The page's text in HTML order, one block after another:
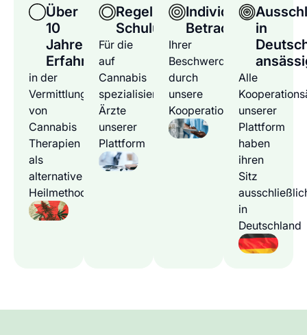
Über
10
Jahre
Erfahrung
in der
Vermittlung
von
Cannabis
Therapien
als
alternative
Heilmethode
Regelmäßige
Schulungen
Für die
auf
Cannabis
spezialisierten
Ärzte
unserer
Plattform
Individuelle
Betrachtung
Ihrer
Beschwerden
durch
unsere
Kooperationsärzte
in
Alle
unserer
Plattform
haben
ihren
Sitz
in
Deutschland